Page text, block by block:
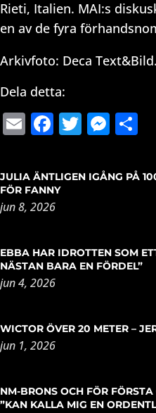
Rieti, Italien. MAI:s
en av de fyra
Arkivfoto: Deca Text&Bild.
Dela detta:
EmailFacebook
Twitter
JULIA ÄNTLIGEN IGÅNG PÅ
FÖR FANNY
jun 8, 2026
EBBA HAR IDROTTEN SOM
NÄSTAN BARA EN FÖRDEL”
jun 4, 2026
WICTOR ÖVER 20 METER –
jun 1, 2026
NM-BRONS OCH FÖR FÖRSTA
”KAN KALLA MIG EN